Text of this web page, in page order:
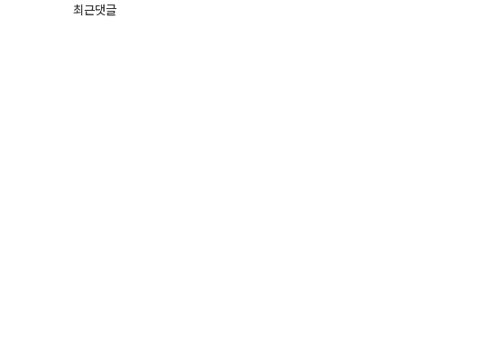
인
최근댓글